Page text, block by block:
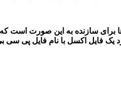
یک فایل اکسل با نام فایل پی سی